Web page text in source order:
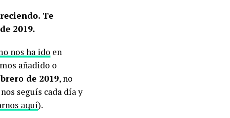
Te
2019.
nos ha ido en
añadido o
de 2019, no
seguís cada día y
aquí).